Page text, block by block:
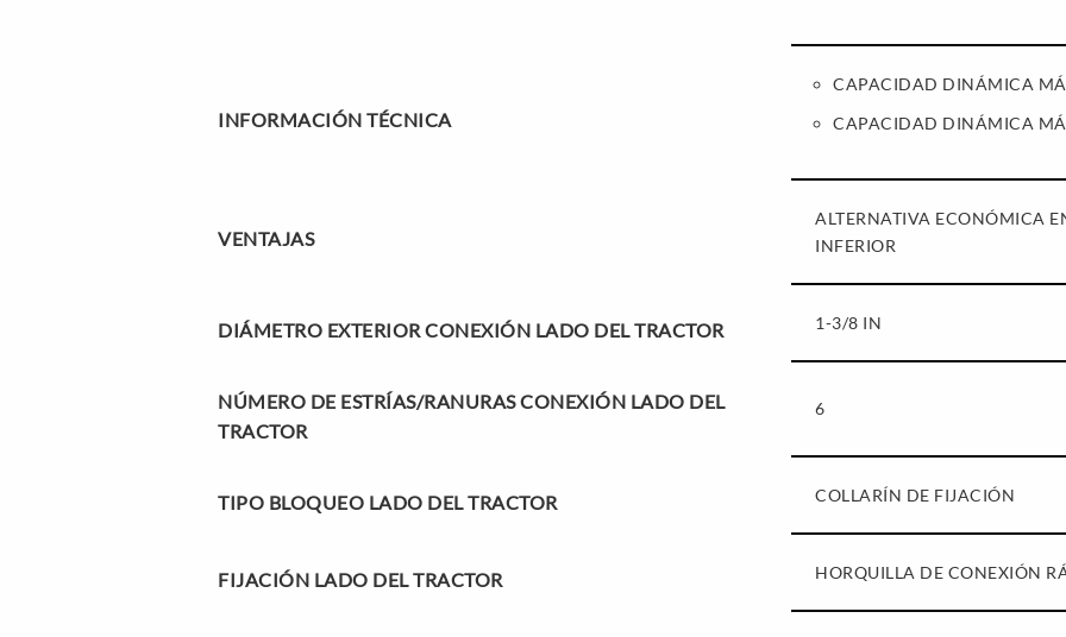
INFORMACIÓN TÉCNICA
CAPACIDAD DINÁMICA
CAPACIDAD DINÁMICA
VENTAJAS
ALTERNATIVA ECONÓMICA
INFERIOR
DIÁMETRO EXTERIOR CONEXIÓN LADO DEL TRACTOR 1-3/8 IN
NÚMERO DE ESTRÍAS/RANURAS CONEXIÓN LADO DEL
TRACTOR
6
TIPO BLOQUEO LADO DEL TRACTOR COLLARÍN DE FIJACIÓN
FIJACIÓN LADO DEL TRACTOR HORQUILLA DE CONEXIÓN